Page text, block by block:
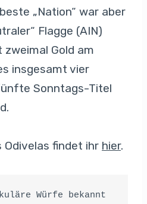
„Nation“ war aber
Flagge (AIN)
Gold am
insgesamt vier
Sonntags-Titel
Odivelas findet ihr hier.
Würfe bekannt